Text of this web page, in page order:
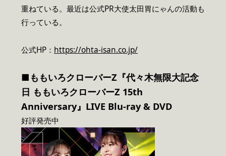
重ねている。最近は公式PR大使太田胃にゃんの活動も
行っている。
公式HP： https://ohta-isan.co.jp/
■ももいろクローバーZ『代々木無限大記念
日 ももいろクローバーZ 15th
Anniversary』LIVE Blu-ray & DVD
好評発売中